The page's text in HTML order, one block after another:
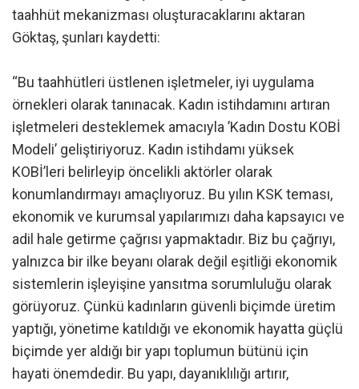
taahhüt mekanizması oluşturacaklarını aktaran
Göktaş, şunları kaydetti:
“Bu taahhütleri üstlenen işletmeler, iyi uygulama
örnekleri olarak tanınacak. Kadın istihdamını artıran
işletmeleri desteklemek amacıyla ’Kadın Dostu KOBİ
Modeli’ geliştiriyoruz. Kadın istihdamı yüksek
KOBİ’leri belirleyip öncelikli aktörler olarak
konumlandırmayı amaçlıyoruz. Bu yılın KSK teması,
ekonomik ve kurumsal yapılarımızı daha kapsayıcı ve
adil hale getirme çağrısı yapmaktadır. Biz bu çağrıyı,
yalnızca bir ilke beyanı olarak değil eşitliği ekonomik
sistemlerin işleyişine yansıtma sorumluluğu olarak
görüyoruz. Çünkü kadınların güvenli biçimde üretim
yaptığı, yönetime katıldığı ve ekonomik hayatta güçlü
biçimde yer aldığı bir yapı toplumun bütünü için
hayati önemdedir. Bu yapı, dayanıklılığı artırır,